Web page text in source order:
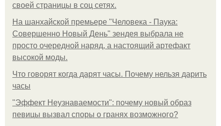
своей страницы в соц сетях.
На шанхайской премьере "Человека - Паука:
Совершенно Новый День" зендея выбрала не
просто очередной наряд, а настоящий артефакт
высокой моды.
Что говорят когда дарят часы. Почему нельзя дарить
часы
"Эффект Неузнаваемости": почему новый образ
певицы вызвал споры о гранях возможного?